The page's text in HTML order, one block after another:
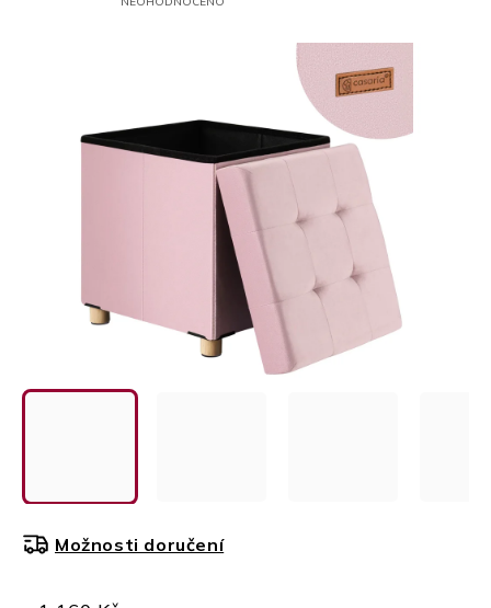
HVĚZDIČEK.
Možnosti doručení